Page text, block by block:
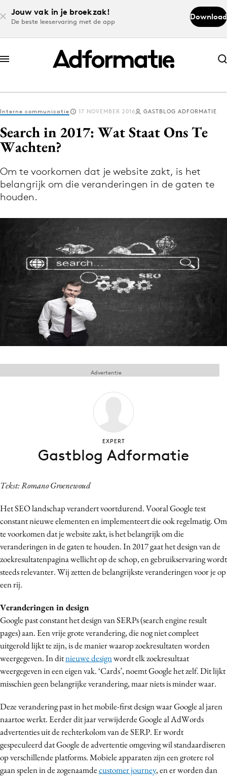
Jouw vak in je broekzak!
De beste leeservaring met de app
Download
Abonneer nu
Abonneer nu
Log in
Volg het laatste nieuws via de Adformatie
Nieuws app
Menu
Home
9 sept: GenAI-training
12 nov: MarketingLive!
Adverteren
Events
Opleidingen
Vacatures
Artificial Intelligence
Campagnes
Contentmarketing
Craft
Customer Experience
Data & Insights
Design
Digital transformation
Diversiteit
Effectiviteit
Gedragsverandering
Influencer marketing
Interne communicatie
Martech
Merkstrategie
PR
Programmatic
Purpose Marketing
Reputatie & crisis
Interne communicatie 17 NOVEMBER 2016 GASTBLOG ADFORMATIE
Search in 2017: Wat Staat Ons Te
Wachten?
Om te voorkomen dat je website zakt, is het
belangrijk om die veranderingen in de gaten te
houden.
Tekst: Romano Groenewoud
Het SEO landschap verandert voortdurend. Vooral Google test
constant nieuwe elementen en implementeert die ook regelmatig. Om
te voorkomen dat je website zakt, is het belangrijk om die
veranderingen in de gaten te houden. In 2017 gaat het design van de
zoekresultatenpagina wellicht op de schop, en gebruikservaring wordt
steeds relevanter. Wij zetten de belangrijkste veranderingen voor je op
een rij.
Veranderingen in design
Google past constant het design van SERPs (search engine result
pages) aan. Een vrije grote verandering, die nog niet compleet
uitgerold lijkt te zijn, is de manier waarop zoekresultaten worden
weergegeven. In ditnieuwe designwordt elk zoekresultaat
weergegeven in een eigen vak. ‘Cards’, noemt Google het zelf. Dit lijkt
misschien geen belangrijke verandering, maar niets is minder waar.
Deze verandering past in het mobile-first design waar Google al jaren
naartoe werkt. Eerder dit jaar verwijderde Google al AdWords
advertenties uit de rechterkolom van de SERP. Er wordt
gespeculeerd dat Google de advertentie omgeving wil standaardiseren
op verschillende platforms. Mobiele apparaten zijn een grotere rol
gaan spelen in de zogenaamdecustomer journey, en er worden dan
Advertentie
EXPERT
Gastblog Adformatie